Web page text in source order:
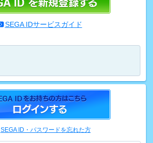
SEGA IDサービスガイド
SEGA ID・パスワードを忘れた方